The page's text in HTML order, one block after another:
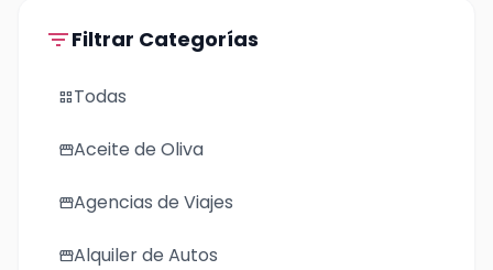
filter_listFiltrar Categorías
grid_viewTodas
storefrontAceite de Oliva
storefrontAgencias de Viajes
storefrontAlquiler de Autos